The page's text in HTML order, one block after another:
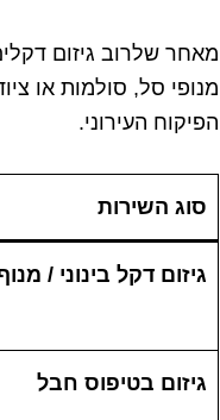
מאחר שלרוב גיזום
מנופי סל, סולמות או
הפיקוח העירוני.
סוג השירות
גיזום דקל בינוני /
גיזום בטיפוס חבל